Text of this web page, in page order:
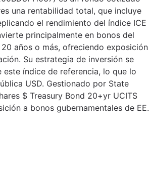
una rentabilidad total, que incluye
el rendimiento del índice ICE
principalmente en bonos del
años o más, ofreciendo exposición
Su estrategia de inversión se
índice de referencia, lo que lo
USD. Gestionado por State
$ Treasury Bond 20+yr UCITS
a bonos gubernamentales de EE.